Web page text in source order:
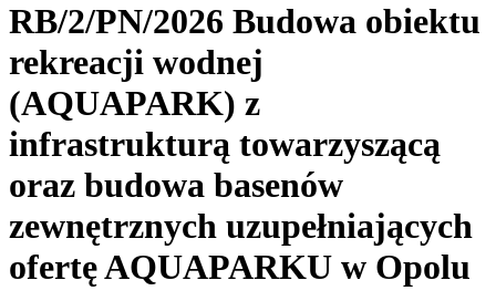
RB/2/PN/2026 Budowa obiektu
rekreacji wodnej
(AQUAPARK) z
infrastrukturą towarzyszącą
oraz budowa basenów
zewnętrznych uzupełniających
ofertę AQUAPARKU w Opolu